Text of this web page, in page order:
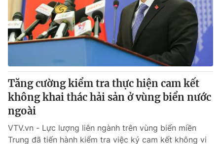
Tăng cường kiểm tra thực hiện cam kết
không khai thác hải sản ở vùng biển nước
ngoài
VTV.vn - Lực lượng liên ngành trên vùng biển miền
Trung đã tiến hành kiểm tra việc ký cam kết không vi